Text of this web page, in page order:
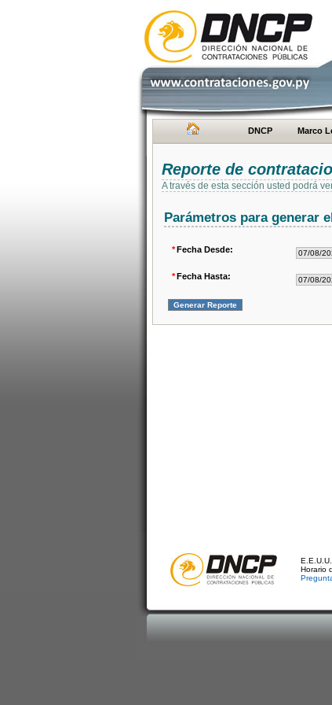
DNCP Marco
Reporte de
A través de esta sección usted podrá
Parámetros para generar
*Fecha Desde:
*Fecha Hasta:
Horario